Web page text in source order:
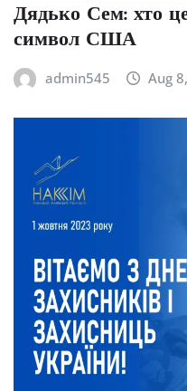
Дядько Сем: хто
символ США
admin545 Aug